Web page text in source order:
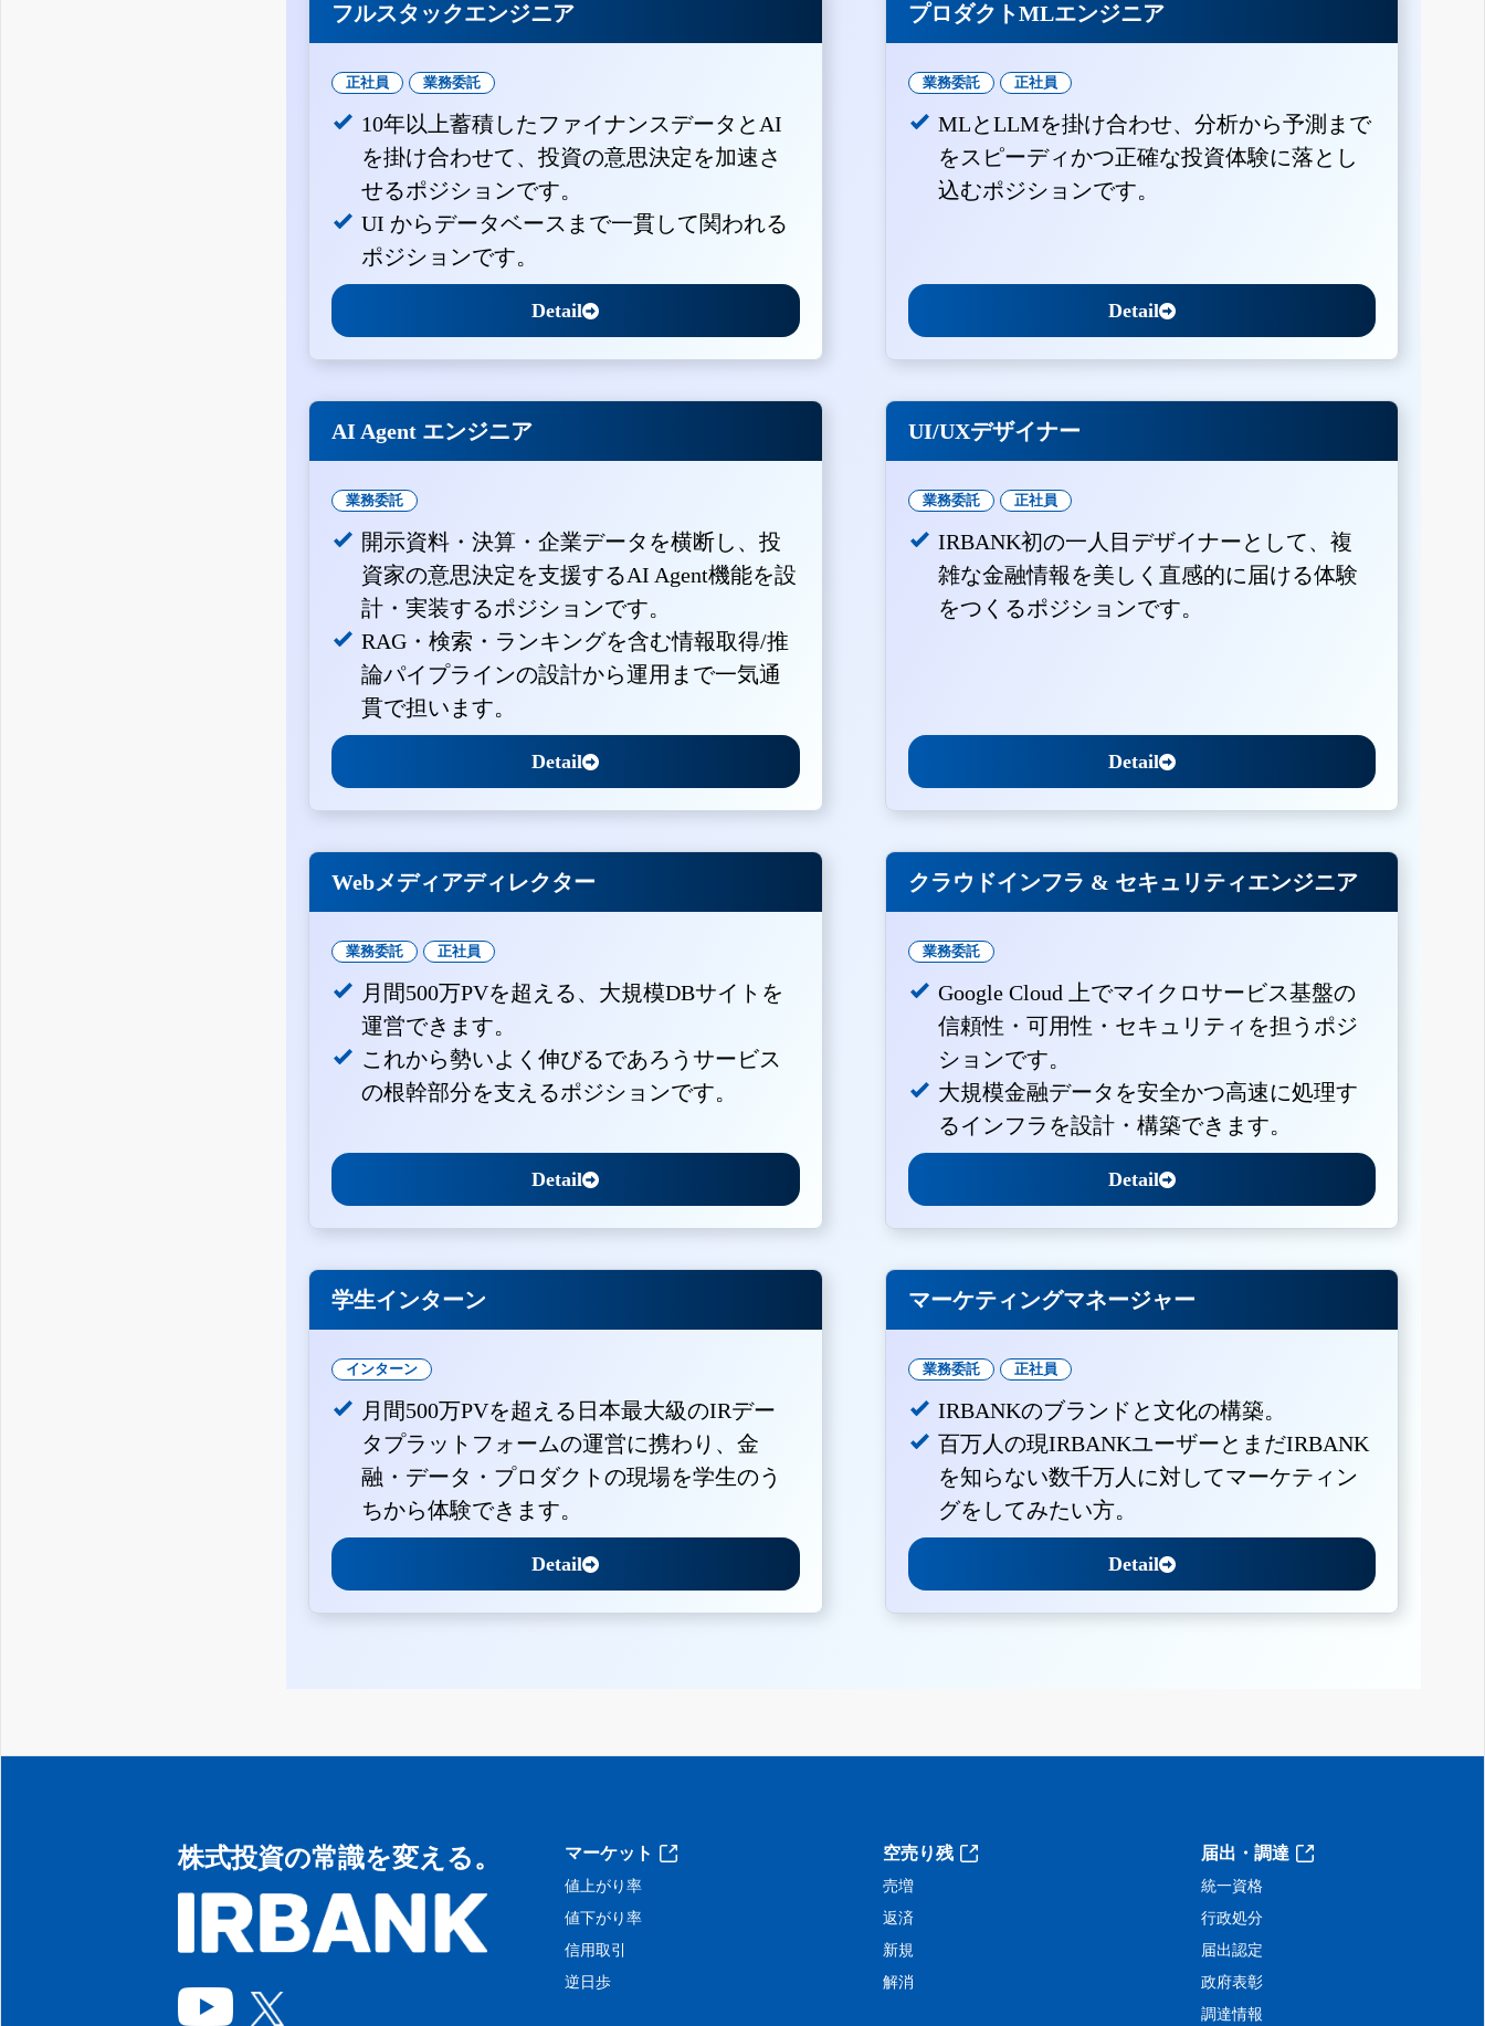
フルスタックエンジニア
正社員 業務委託
10年以上蓄積したファイナンスデータとAI
を掛け合わせて、投資の意思決定を加速さ
せるポジションです。
UI からデータベースまで一貫して関われる
ポジションです。
Detail
プロダクトMLエンジニア
業務委託 正社員
MLとLLMを掛け合わせ、分析から予測まで
をスピーディかつ正確な投資体験に落とし
込むポジションです。
Detail
AI Agent エンジニア
業務委託
開示資料・決算・企業データを横断し、投
資家の意思決定を支援するAI Agent機能を設
計・実装するポジションです。
RAG・検索・ランキングを含む情報取得/推
論パイプラインの設計から運用まで一気通
貫で担います。
Detail
UI/UXデザイナー
業務委託 正社員
IRBANK初の一人目デザイナーとして、複
雑な金融情報を美しく直感的に届ける体験
をつくるポジションです。
Detail
Webメディアディレクター
業務委託 正社員
月間500万PVを超える、大規模DBサイトを
運営できます。
これから勢いよく伸びるであろうサービス
の根幹部分を支えるポジションです。
Detail
クラウドインフラ & セキュリティエンジニア
業務委託
Google Cloud 上でマイクロサービス基盤の
信頼性・可用性・セキュリティを担うポジ
ションです。
大規模金融データを安全かつ高速に処理す
るインフラを設計・構築できます。
Detail
学生インターン
インターン
月間500万PVを超える日本最大級のIRデー
タプラットフォームの運営に携わり、金
融・データ・プロダクトの現場を学生のう
ちから体験できます。
Detail
マーケティングマネージャー
業務委託 正社員
IRBANKのブランドと文化の構築。
百万人の現IRBANKユーザーとまだIRBANK
を知らない数千万人に対してマーケティン
グをしてみたい方。
Detail
株式投資の常識を変える。 マーケット
値上がり率
値下がり率
信用取引
逆日歩
空売り残
売増
返済
新規
解消
届出・調達
統一資格
行政処分
届出認定
政府表彰
調達情報